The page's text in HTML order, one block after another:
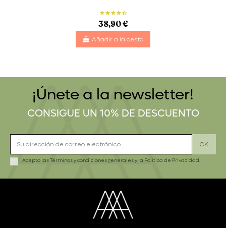
38,90 €
Añadir a la cesta
¡Únete a la newsletter!
CONSIGUE UN 10% DE DESCUENTO
Acepto lasTérminos y condiciones generalesy la Política de Privacidad.